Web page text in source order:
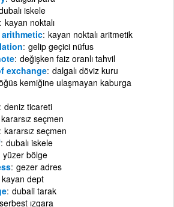
iskele
kayan noktalı
kayan noktalı aritmetik
gelip geçici nüfus
değişken faiz oranlı tahvil
exchange dalgalı döviz kuru
kemiğine ulaşmayan kaburga
deniz ticareti
kararsız seçmen
kararsız seçmen
dubalı iskele
yüzer bölge
gezer adres
kayan dept
dubali tarak
serbest ızgara